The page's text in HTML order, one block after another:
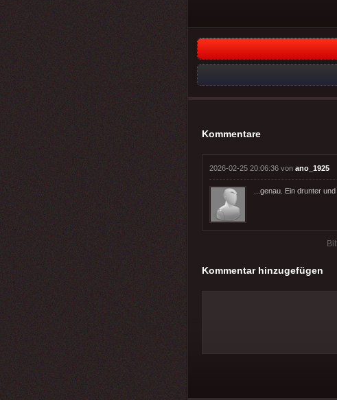
Kommentare
2026-02-25 20:06:36 von ano_1925
...genau. Ein drunter und
Kommentar hinzugefügen